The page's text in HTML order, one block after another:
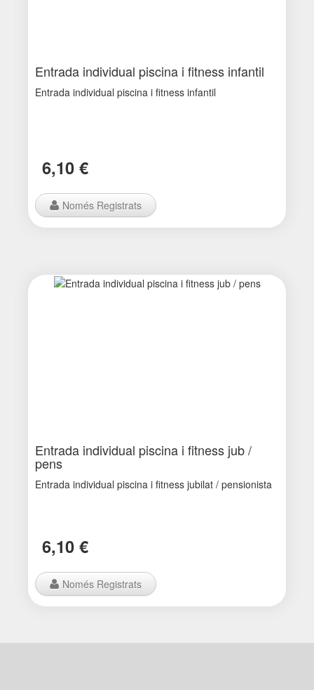
Entrada individual piscina i fitness infantil
Entrada individual piscina i fitness infantil
6,10 €
Només Registrats
Entrada individual piscina i fitness jub /
pens
Entrada individual piscina i fitness jubilat / pensionista
6,10 €
Només Registrats